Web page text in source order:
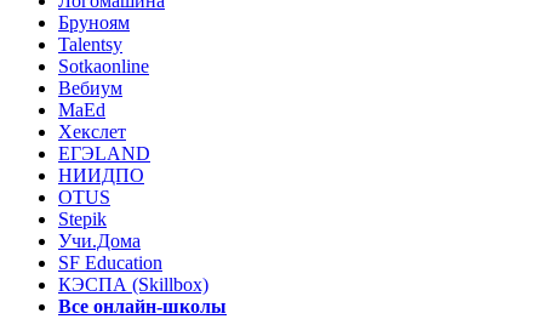
Бруноям
Talentsy
Sotkaonline
Вебиум
MaEd
Хекслет
ЕГЭLAND
НИИДПО
OTUS
Stepik
Учи.Дома
SF Education
КЭСПА (Skillbox)
Все онлайн-школы